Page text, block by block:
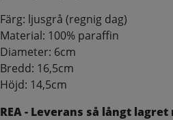
Färg: ljusgrå (regnig dag)
Material: 100% paraffin
Diameter: 6cm
Bredd: 16,5cm
Höjd: 14,5cm
REA - Leverans så långt